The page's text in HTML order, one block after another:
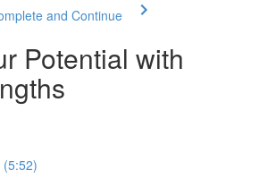
and Continue
Potential with
(5:52)